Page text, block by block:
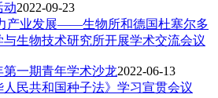
动2022-09-23
产业发展——生物所和德国杜塞尔多
生物技术研究所开展学术交流会议
第一期青年学术沙龙2022-06-13
民共和国种子法》学习宣贯会议